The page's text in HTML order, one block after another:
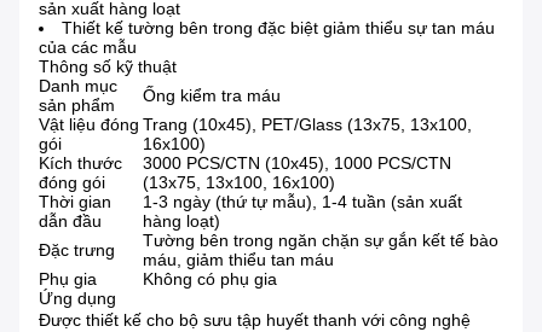
sản xuất hàng loạt
Thiết kế tường bên trong đặc biệt giảm thiểu sự tan máu
của các mẫu
Thông số kỹ thuật
Danh mục
sản phẩm
Ống kiểm tra máu
Vật liệu đóng
gói
Trang (10x45), PET/Glass (13x75, 13x100,
16x100)
Kích thước
đóng gói
3000 PCS/CTN (10x45), 1000 PCS/CTN
(13x75, 13x100, 16x100)
Thời gian
dẫn đầu
1-3 ngày (thứ tự mẫu), 1-4 tuần (sản xuất
hàng loạt)
Đặc trưng
Tường bên trong ngăn chặn sự gắn kết tế bào
máu, giảm thiểu tan máu
Phụ gia
Không có phụ gia
Ứng dụng
Được thiết kế cho bộ sưu tập huyết thanh với công nghệ